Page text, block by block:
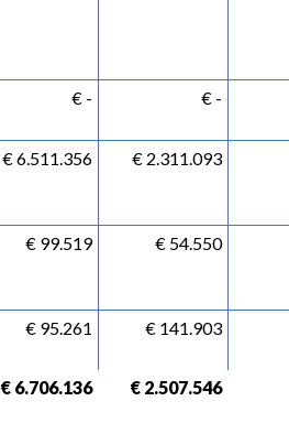
€ - € -
€ 6.511.356 € 2.311.093
€ 99.519 € 54.550
€ 95.261 € 141.903
€ 6.706.136 € 2.507.546